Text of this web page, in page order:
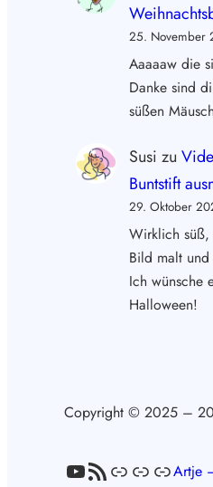
25. November
Aaaaaw die
Danke sind
süßen
Susi zu
Buntstift
29. Oktober
Wirklich
Bild malt
Ich wünsche
Halloween!
Copyright © 2025 –
YouTube
RSS-FeedLinkLinkLinkArtje